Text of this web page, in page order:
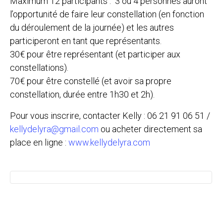
l’opportunité de faire leur constellation (en fonction
du déroulement de la journée) et les autres
participeront en tant que représentants.
30€ pour être représentant (et participer aux
constellations).
70€ pour être constellé (et avoir sa propre
constellation, durée entre 1h30 et 2h).
Pour vous inscrire, contacter Kelly : 06 21 91 06 51 /
kellydelyra@gmail.com ou acheter directement sa
place en ligne : www.kellydelyra.com